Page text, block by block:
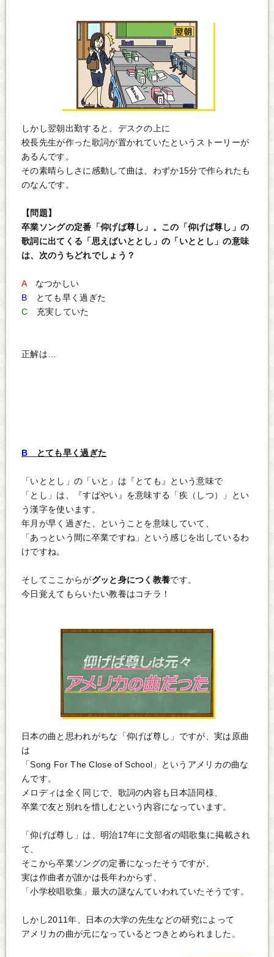
しかし翌朝出勤すると、デスクの上に
校長先生が作った歌詞が置かれていたというストーリーが
あるんです。
その素晴らしさに感動して曲は、わずか15分で作られたも
のなんです。
【問題】
卒業ソングの定番「仰げば尊し」。この「仰げば尊し」の
歌詞に出てくる「思えばいととし」の「いととし」の意味
は、次のうちどれでしょう？
Aなつかしい
B とても早く過ぎた
C 充実していた
正解は…
B とても早く過ぎた
「いととし」の「いと」は『とても』という意味で
「とし」は、『すばやい』を意味する「疾（しつ）」とい
う漢字を使います。
年月が早く過ぎた、ということを意味していて、
「あっという間に卒業ですね」という感じを出しているわ
けですね。
そしてここからがグッと身につく教養です。
今日覚えてもらいたい教養はコチラ！
日本の曲と思われがちな「仰げば尊し」ですが、実は原曲
は
「Song For The Close of School」というアメリカの曲な
んです。
メロディは全く同じで、歌詞の内容も日本語同様、
卒業で友と別れを惜しむという内容になっています。
「仰げば尊し」は、明治17年に文部省の唱歌集に掲載され
て、
そこから卒業ソングの定番になったそうですが、
実は作曲者が誰かは長年わからず、
「小学校唱歌集」最大の謎なんていわれていたそうです。
しかし2011年、日本の大学の先生などの研究によって
アメリカの曲が元になっているとつきとめられました。